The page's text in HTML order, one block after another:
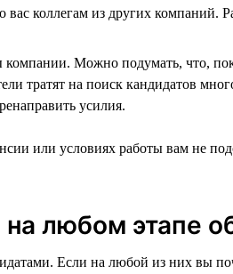
коллегам из других компаний.
Можно подумать, что,
тратят на поиск кандидатов
усилия.
или условиях работы вам не
на любом этапе
Если на любой из них вы